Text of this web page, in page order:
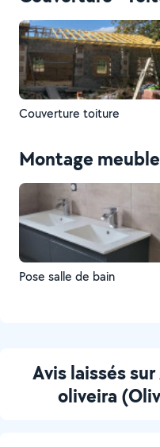
Couverture toiture
Montage
Pose salle de bain
Avis laissés
oliveira